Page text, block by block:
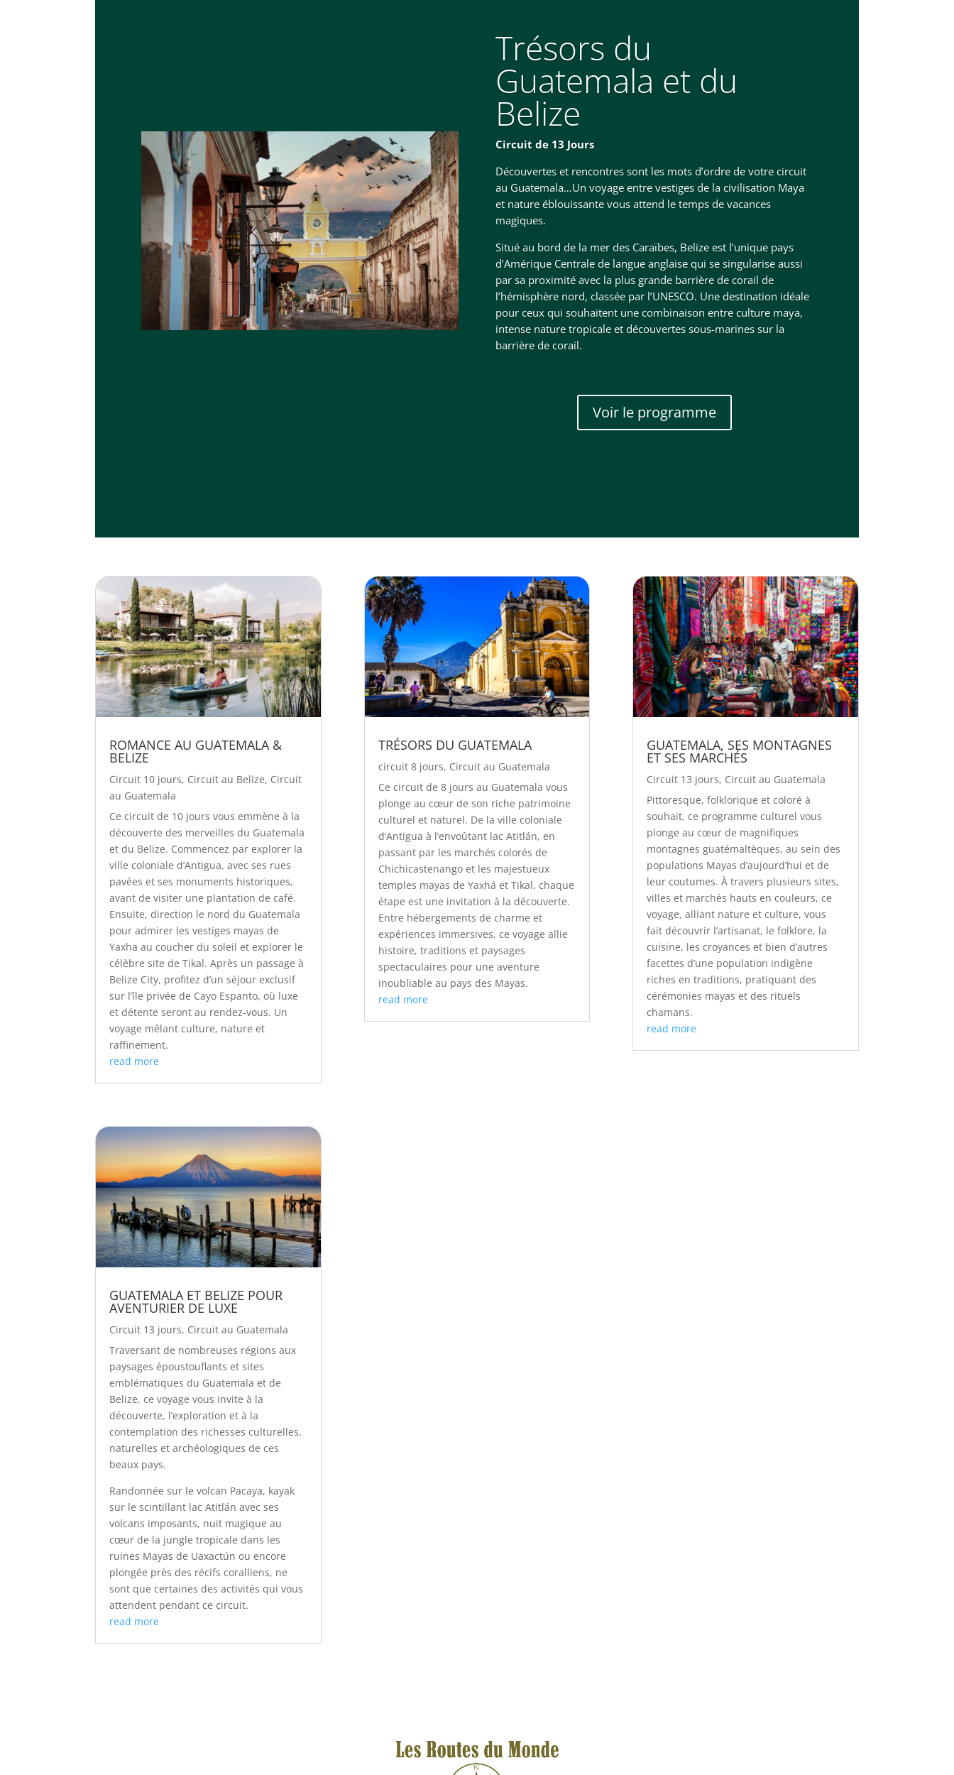
Trésors du
Guatemala et du
Belize
Circuit de 13 Jours
Découvertes et rencontres sont les mots d’ordre de votre circuit
au Guatemala…Un voyage entre vestiges de la civilisation Maya
et nature éblouissante vous attend le temps de vacances
magiques.
Situé au bord de la mer des Caraïbes, Belize est l’unique pays
d’Amérique Centrale de langue anglaise qui se singularise aussi
par sa proximité avec la plus grande barrière de corail de
l’hémisphère nord, classée par l’UNESCO. Une destination idéale
pour ceux qui souhaitent une combinaison entre culture maya,
intense nature tropicale et découvertes sous-marines sur la
barrière de corail.
Voir le programme
ROMANCE AU GUATEMALA &
BELIZE
Circuit 10 jours, Circuit au Belize, Circuit
au Guatemala
Ce circuit de 10 jours vous emmène à la
découverte des merveilles du Guatemala
et du Belize. Commencez par explorer la
ville coloniale d’Antigua, avec ses rues
pavées et ses monuments historiques,
avant de visiter une plantation de café.
Ensuite, direction le nord du Guatemala
pour admirer les vestiges mayas de
Yaxha au coucher du soleil et explorer le
célèbre site de Tikal. Après un passage à
Belize City, profitez d’un séjour exclusif
sur l’île privée de Cayo Espanto, où luxe
et détente seront au rendez-vous. Un
voyage mêlant culture, nature et
raffinement.
read more
GUATEMALA ET BELIZE POUR
AVENTURIER DE LUXE
Circuit 13 jours, Circuit au Guatemala
Traversant de nombreuses régions aux
paysages époustouflants et sites
emblématiques du Guatemala et de
Belize, ce voyage vous invite à la
découverte, l’exploration et à la
contemplation des richesses culturelles,
naturelles et archéologiques de ces
beaux pays.
Randonnée sur le volcan Pacaya, kayak
sur le scintillant lac Atitlán avec ses
volcans imposants, nuit magique au
cœur de la jungle tropicale dans les
ruines Mayas de Uaxactún ou encore
plongée près des récifs coralliens, ne
sont que certaines des activités qui vous
attendent pendant ce circuit.
read more
TRÉSORS DU GUATEMALA
circuit 8 jours, Circuit au Guatemala
Ce circuit de 8 jours au Guatemala vous
plonge au cœur de son riche patrimoine
culturel et naturel. De la ville coloniale
d’Antigua à l’envoûtant lac Atitlán, en
passant par les marchés colorés de
Chichicastenango et les majestueux
temples mayas de Yaxhá et Tikal, chaque
étape est une invitation à la découverte.
Entre hébergements de charme et
expériences immersives, ce voyage allie
histoire, traditions et paysages
spectaculaires pour une aventure
inoubliable au pays des Mayas.
read more
GUATEMALA, SES MONTAGNES
ET SES MARCHÉS
Circuit 13 jours, Circuit au Guatemala
Pittoresque, folklorique et coloré à
souhait, ce programme culturel vous
plonge au cœur de magnifiques
montagnes guatémaltèques, au sein des
populations Mayas d’aujourd’hui et de
leur coutumes. À travers plusieurs sites,
villes et marchés hauts en couleurs, ce
voyage, alliant nature et culture, vous
fait découvrir l’artisanat, le folklore, la
cuisine, les croyances et bien d’autres
facettes d’une population indigène
riches en traditions, pratiquant des
cérémonies mayas et des rituels
chamans.
read more